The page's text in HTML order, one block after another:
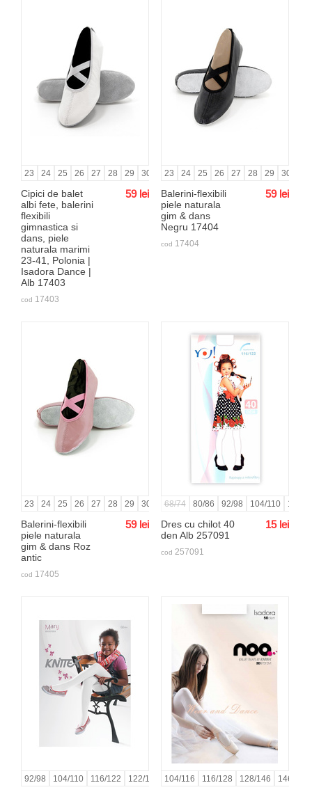
23 24 25 26 27 28 29 30 31 32 33 34 35 36 37 38
Cipici de balet
albi fete, balerini
flexibili
gimnastica si
dans, piele
naturala marimi
23-41, Polonia |
Isadora Dance |
Alb 17403
59 lei
cod 17403
23 24 25 26 27 28 29 30
Balerini-flexibili
piele naturala
gim & dans
Negru 17404
59 lei
cod 17404
23 24 25 26 27 28 29 30 31 32 33 34 35 36 37 38
Balerini-flexibili
piele naturala
gim & dans Roz
antic
59 lei
cod 17405
68/74 80/86 92/98 104/110 116/
Dres cu chilot 40
den Alb 257091
15 lei
cod 257091
92/98 104/110 116/122 122/128 128/134 134/140 140/146 146/152
104/116 116/128 128/146 146/164